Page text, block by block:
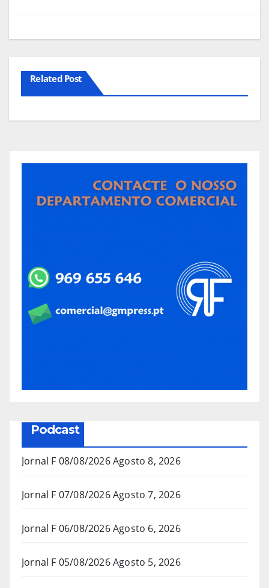
Related Post
Podcast
Jornal F 08/08/2026Agosto 8, 2026
Jornal F 07/08/2026Agosto 7, 2026
Jornal F 06/08/2026Agosto 6, 2026
Jornal F 05/08/2026Agosto 5, 2026